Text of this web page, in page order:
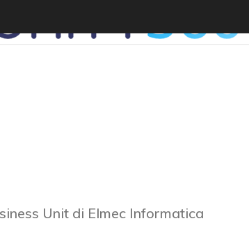
Unit di Elmec Informatica